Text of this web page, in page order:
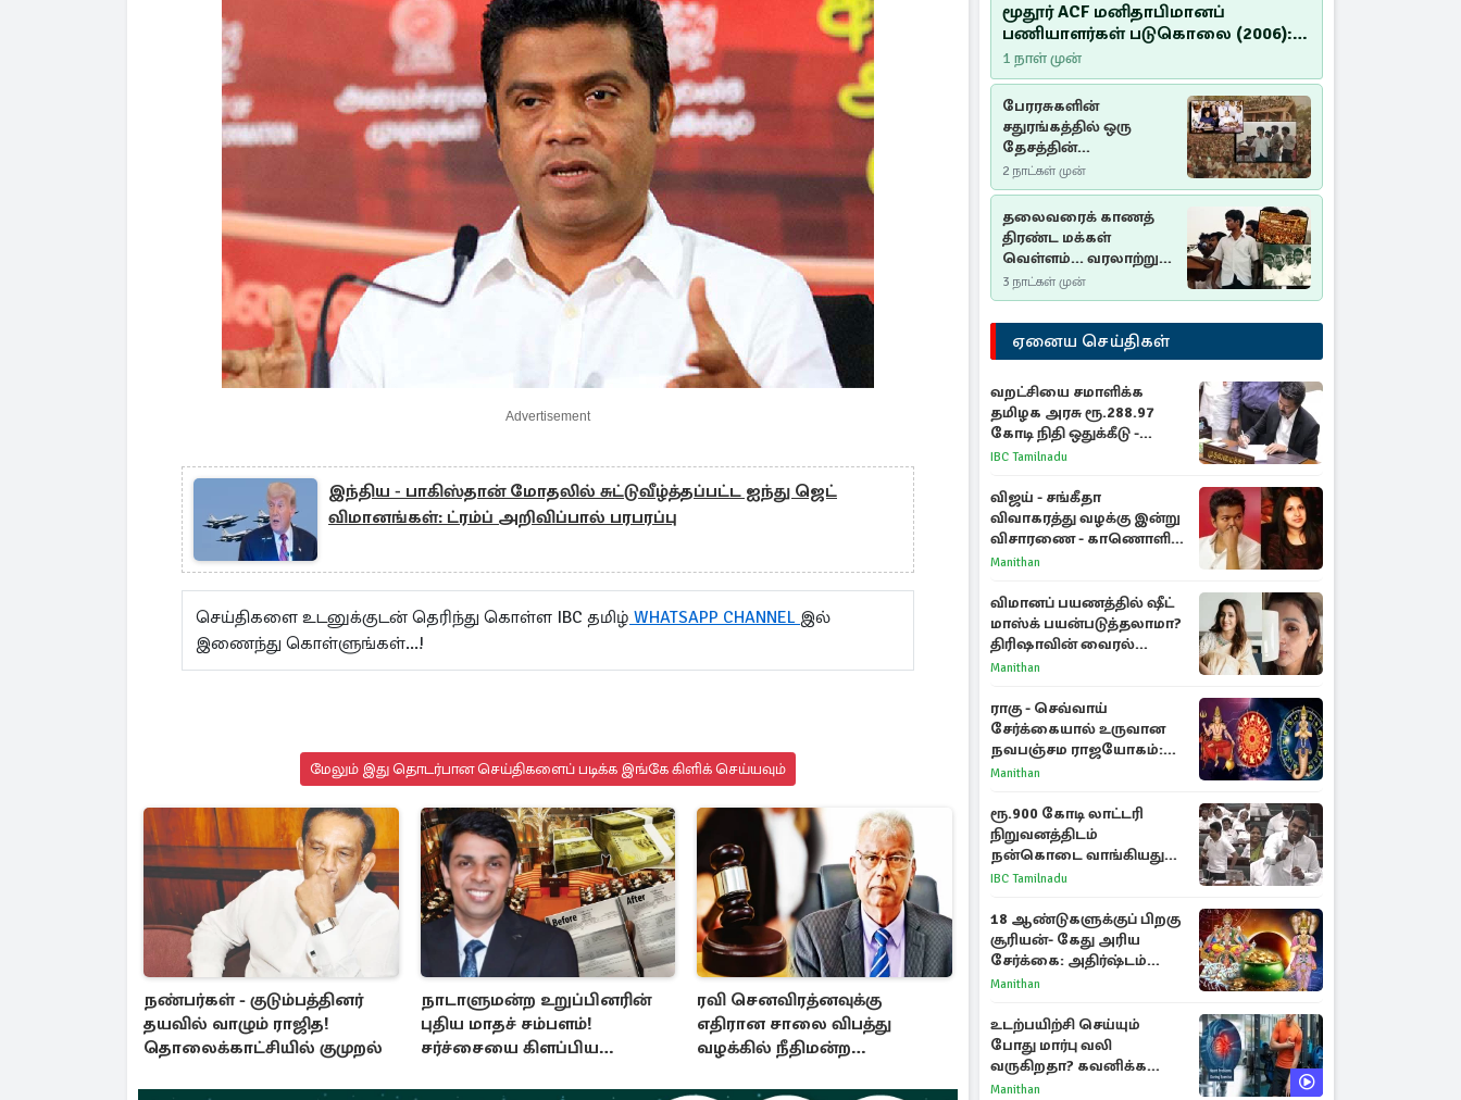
Advertisement
இந்திய - பாகிஸ்தான் மோதலில் சுட்டுவீழ்த்தப்பட்ட ஐந்து ஜெட்
விமானங்கள்: ட்ரம்ப் அறிவிப்பால் பரபரப்பு
செய்திகளை உடனுக்குடன் தெரிந்து கொள்ள IBC தமிழ் WHATSAPP CHANNEL இல்
இணைந்து கொள்ளுங்கள்...!
மேலும் இது தொடர்பான செய்திகளைப் படிக்க இங்கே கிளிக் செய்யவும்
நண்பர்கள் - குடும்பத்தினர்
தயவில் வாழும் ராஜித!
தொலைக்காட்சியில் குமுறல்
நாடாளுமன்ற உறுப்பினரின்
புதிய மாதச் சம்பளம்!
சர்ச்சையை கிளப்பிய
ரவி செனவிரத்னவுக்கு
எதிரான சாலை விபத்து
வழக்கில் நீதிமன்ற
மூதூர் ACF மனிதாபிமானப்
பணியாளர்கள் படுகொலை (2006):
20 ஆண்டுகளாகியும் நீதி
மறுக்கப்பட்ட மனிதாபிமானப்
பேரவலம்
1 நாள் முன்
பேரரசுகளின்
சதுரங்கத்தில் ஒரு
தேசத்தின்
தீர்க்கதரிசனம் :
சுதுமலை பிரகடனம்
ஒரு வரலாற்றுப் பாடம்
2 நாட்கள் முன்
தலைவரைக் காணத்
திரண்ட மக்கள்
வெள்ளம்... வரலாற்றுச்
சிறப்புமிக்க சுதுமலைப்
பிரகடனம்…
3 நாட்கள் முன்
ஏனைய செய்திகள்
வறட்சியை சமாளிக்க
தமிழக அரசு ரூ.288.97
கோடி நிதி ஒதுக்கீடு -
வெளியான அரசாணை
IBC Tamilnadu
விஜய் - சங்கீதா
விவாகரத்து வழக்கு இன்று
விசாரணை - காணொளி
மூலம் ஆஜராக வாய்ப்பு
Manithan
விமானப் பயணத்தில் ஷீட்
மாஸ்க் பயன்படுத்தலாமா?
திரிஷாவின் வைரல்
செல்ஃபிக்கு மருத்துவர்
Manithan
ராகு - செவ்வாய்
சேர்க்கையால் உருவான
நவபஞ்சம ராஜயோகம்:
அதிர்ஷ்டம் பெறும் 3
Manithan
ரூ.900 கோடி லாட்டரி
நிறுவனத்திடம்
நன்கொடை வாங்கியது
ஏன்? உதயநிதி - ஆதவ்
IBC Tamilnadu
18 ஆண்டுகளுக்குப் பிறகு
சூரியன்- கேது அரிய
சேர்க்கை: அதிர்ஷ்டம்
பெறும் 3 ராசிகள்!
Manithan
உடற்பயிற்சி செய்யும்
போது மார்பு வலி
வருகிறதா? கவனிக்க
வேண்டிய எச்சரிக்கை
Manithan